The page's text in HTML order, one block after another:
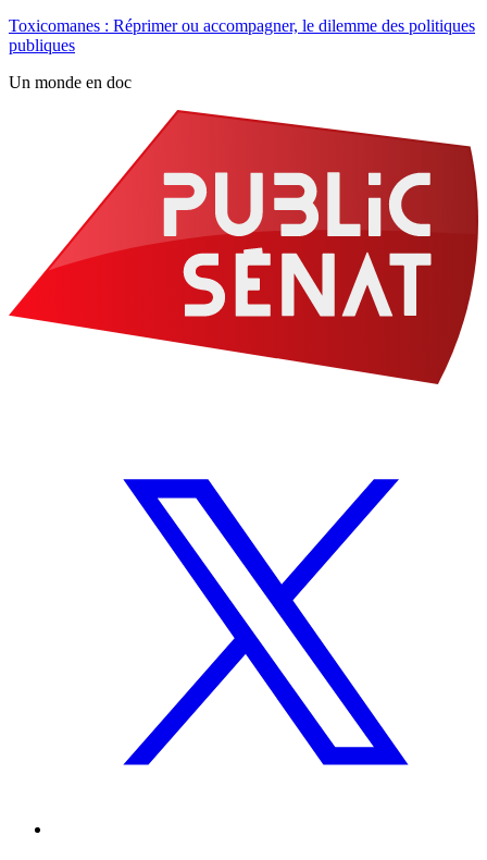
Toxicomanes : Réprimer ou accompagner, le dilemme des politiques
publiques
Un monde en doc